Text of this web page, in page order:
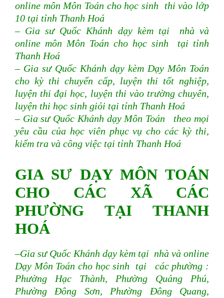
online môn Môn Toán cho học sinh thi vào lớp
10 tại tỉnh Thanh Hoá
– Gia sư Quốc Khánh dạy kèm tại nhà và
online môn Môn Toán cho học sinh tại tỉnh
Thanh Hoá
– Gia sư Quốc Khánh dạy kèm Dạy Môn Toán
cho kỳ thi chuyển cấp, luyện thi tốt nghiệp,
luyện thi đại học, luyện thi vào trường chuyên,
luyện thi học sinh giỏi tại tỉnh Thanh Hoá
– Gia sư Quốc Khánh dạy Môn Toán theo mọi
yêu cầu của học viên phục vụ cho các kỳ thi,
kiểm tra và công việc tại tỉnh Thanh Hoá
GIA SƯ DẠY MÔN TOÁN
CHO CÁC XÃ CÁC
PHƯỜNG TẠI THANH
HOÁ
–Gia sư Quốc Khánh dạy kèm tại nhà và online
Dạy Môn Toán cho học sinh tại các phường :
Phường Hạc Thành, Phường Quảng Phú,
Phường Đông Sơn, Phường Đông Quang,